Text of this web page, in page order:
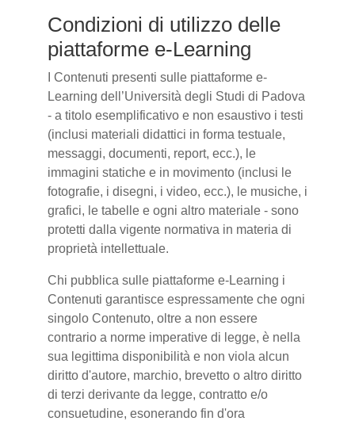
Condizioni di utilizzo delle
piattaforme e-Learning
I Contenuti presenti sulle piattaforme e-
Learning dell’Università degli Studi di Padova
- a titolo esemplificativo e non esaustivo i testi
(inclusi materiali didattici in forma testuale,
messaggi, documenti, report, ecc.), le
immagini statiche e in movimento (inclusi le
fotografie, i disegni, i video, ecc.), le musiche, i
grafici, le tabelle e ogni altro materiale - sono
protetti dalla vigente normativa in materia di
proprietà intellettuale.
Chi pubblica sulle piattaforme e-Learning i
Contenuti garantisce espressamente che ogni
singolo Contenuto, oltre a non essere
contrario a norme imperative di legge, è nella
sua legittima disponibilità e non viola alcun
diritto d'autore, marchio, brevetto o altro diritto
di terzi derivante da legge, contratto e/o
consuetudine, esonerando fin d'ora